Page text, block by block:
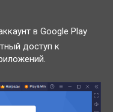
в Google Play
доступ к